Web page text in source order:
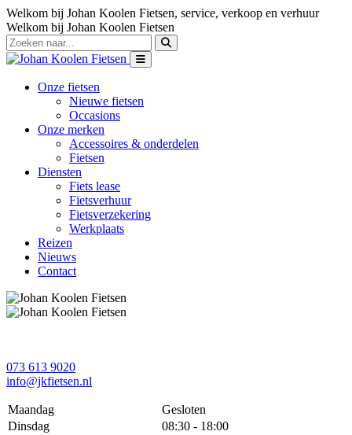
Welkom bij Johan Koolen Fietsen, service, verkoop en verhuur
Welkom bij Johan Koolen Fietsen
Onze fietsen
Nieuwe fietsen
Occasions
Onze merken
Accessoires & onderdelen
Fietsen
Diensten
Fiets lease
Fietsverhuur
Fietsverzekering
Werkplaats
Reizen
Nieuws
Contact
073 613 9020
info@jkfietsen.nl
Maandag
Gesloten
Dinsdag
08:30 - 18:00